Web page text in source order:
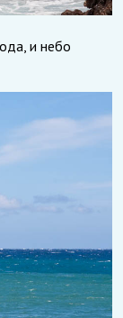
и небо